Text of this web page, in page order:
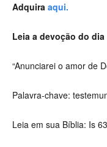
Adquira aqui.
Leia a devoção do dia
“Anunciarei o amor de
Palavra-chave:
Leia em sua Bíblia: Is